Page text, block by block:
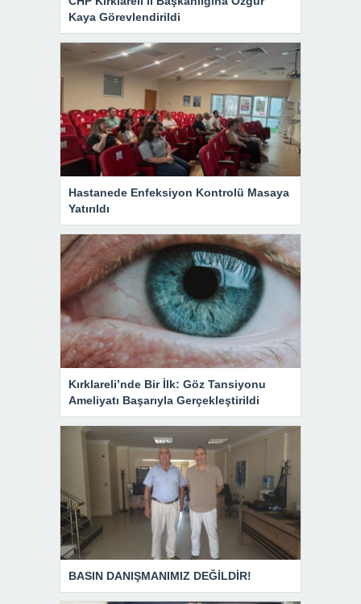
Kaya Görevlendirildi
Hastanede Enfeksiyon Kontrolü Masaya
Yatırıldı
Kırklareli’nde Bir İlk: Göz Tansiyonu
Ameliyatı Başarıyla Gerçekleştirildi
BASIN DANIŞMANIMIZ DEĞİLDİR!